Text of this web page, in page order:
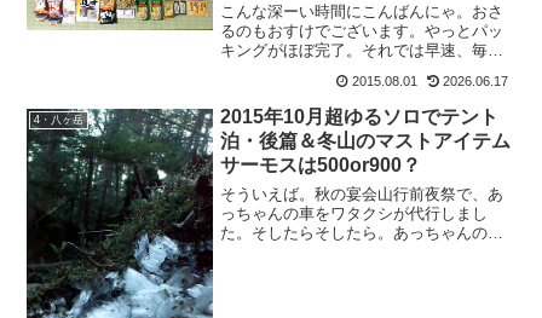
こんな深ーい時間にこんばんにゃ。おさ
るのもおすけでございます。やっとパッ
キングがほぼ完了。それでは早速、毎年
てみよう！まずは、朝食＆夕食編。もう
すっかり定番の、お赤飯✕日数分＆お味
噌汁＆ふりかけが朝食です...
2015.08.01 2026.06.17
4・八ヶ岳
2015年10月超ゆるソロでテント
泊・後篇＆冬山のマストアイテム
サーモスは500or900？
そういえば。秋の宴会山行前夜祭で、あ
っちゃんの車をワタクシが代行しまし
た。そしたらそしたら。あっちゃんの